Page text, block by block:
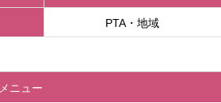
PTA・地域